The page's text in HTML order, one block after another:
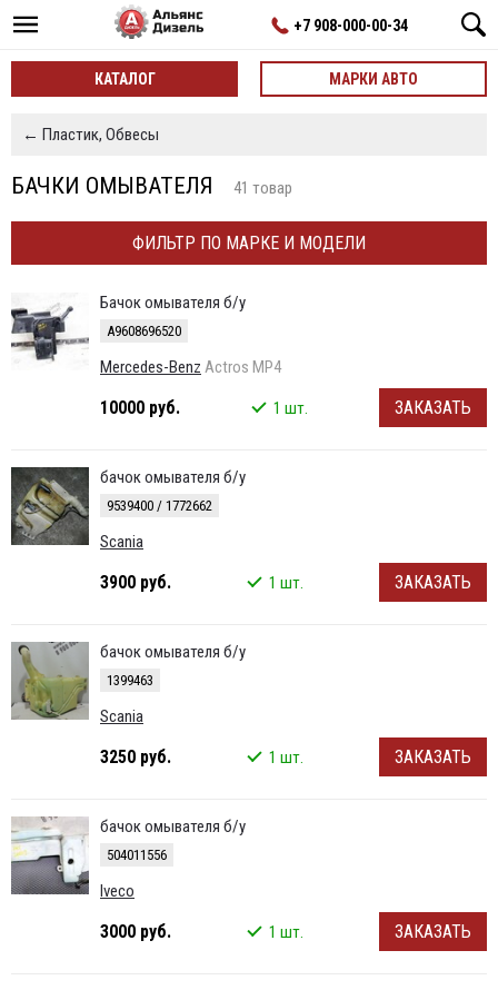
+7 908-000-00-34
КАТАЛОГ МАРКИ АВТО
← Пластик, Обвесы
БАЧКИ ОМЫВАТЕЛЯ 41 товар
ФИЛЬТР ПО МАРКЕ И МОДЕЛИ
Бачок омывателя б/у
A9608696520
Mercedes-Benz Actros MP4
10000 руб. 1 шт. ЗАКАЗАТЬ
бачок омывателя б/у
9539400 / 1772662
Scania
3900 руб. 1 шт. ЗАКАЗАТЬ
бачок омывателя б/у
1399463
Scania
3250 руб. 1 шт. ЗАКАЗАТЬ
бачок омывателя б/у
504011556
Iveco
3000 руб. 1 шт. ЗАКАЗАТЬ